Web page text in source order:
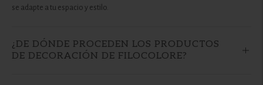
se adapte a tu espacio y estilo.
¿DE DÓNDE PROCEDEN LOS PRODUCTOS
DE DECORACIÓN DE FILOCOLORE?